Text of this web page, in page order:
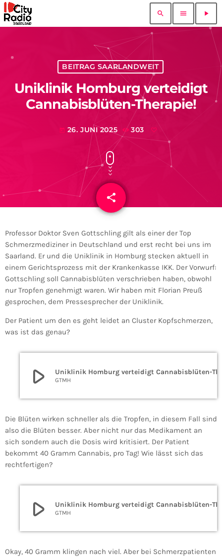
search menu play_arrow
BEITRAG SAARLANDWEIT
Uniklinik Homburg verteidigt
Cannabisblüten-Therapie!
today 26. JUNI 2025 303
share
email
Professor Doktor Sven Gottschling gilt als einer der Top
Schmerzmediziner in Deutschland und erst recht bei uns im
Saarland. Er und die Uniklinik in Homburg stecken aktuell in
einem Gerichtsprozess mit der Krankenkasse IKK. Der Vorwurf:
Gottschling soll Cannabisblüten verschrieben haben, obwohl
nur Tropfen genehmigt waren. Wir haben mit Florian Preuß
gesprochen, dem Pressesprecher der Uniklinik.
Der Patient um den es geht leidet an Cluster Kopfschmerzen,
was ist das genau?
play_arrow GTMH
Die Blüten wirken schneller als die Tropfen, in diesem Fall sind
also die Blüten besser. Aber nicht nur das Medikament an
sich sondern auch die Dosis wird kritisiert. Der Patient
bekommt 40 Gramm Cannabis, pro Tag! Wie lässt sich das
rechtfertigen?
play_arrow GTMH
Okay, 40 Gramm klingen nach viel. Aber bei Schmerzpatienten